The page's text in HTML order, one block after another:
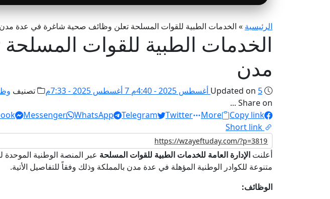
الرئيسية » الخدمات الطبية للقوات المسلحة تعلن وظائف صحية شاغرة في عدة مدن
الخدمات الطبية للقوات
مدن
Updated on 5 أغسطس 2025 - 4:40م 7 أغسطس 2025 - 7:33م تصنيف
Share on ...
Messenger WhatsApp Telegram Twitter More
Copy link
Short link
أعلنت الإدارة العامة للخدمات الطبية للقوات المسلحة
متنوعة للكوادر الوطنية المؤهلة في عدة مدن بالمملكة وذلك وفقاً للتفاصيل الأتية.
الوظائف: